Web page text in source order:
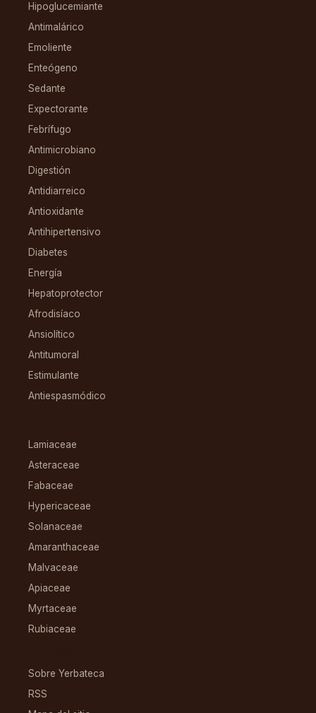
Hipoglucemiante
Antimalárico
Emoliente
Enteógeno
Sedante
Expectorante
Febrífugo
Antimicrobiano
Digestión
Antidiarreico
Antioxidante
Antihipertensivo
Diabetes
Energía
Hepatoprotector
Afrodisíaco
Ansiolítico
Antitumoral
Estimulante
Antiespasmódico
Lamiaceae
Asteraceae
Fabaceae
Hypericaceae
Solanaceae
Amaranthaceae
Malvaceae
Apiaceae
Myrtaceae
Rubiaceae
Sobre Yerbateca
RSS